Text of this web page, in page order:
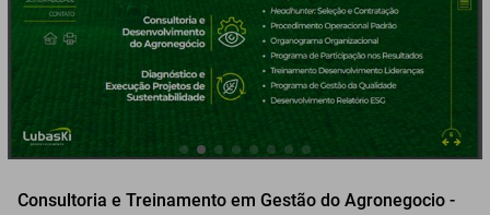
Consultoria e Treinamento em Gestão do Agronegocio -